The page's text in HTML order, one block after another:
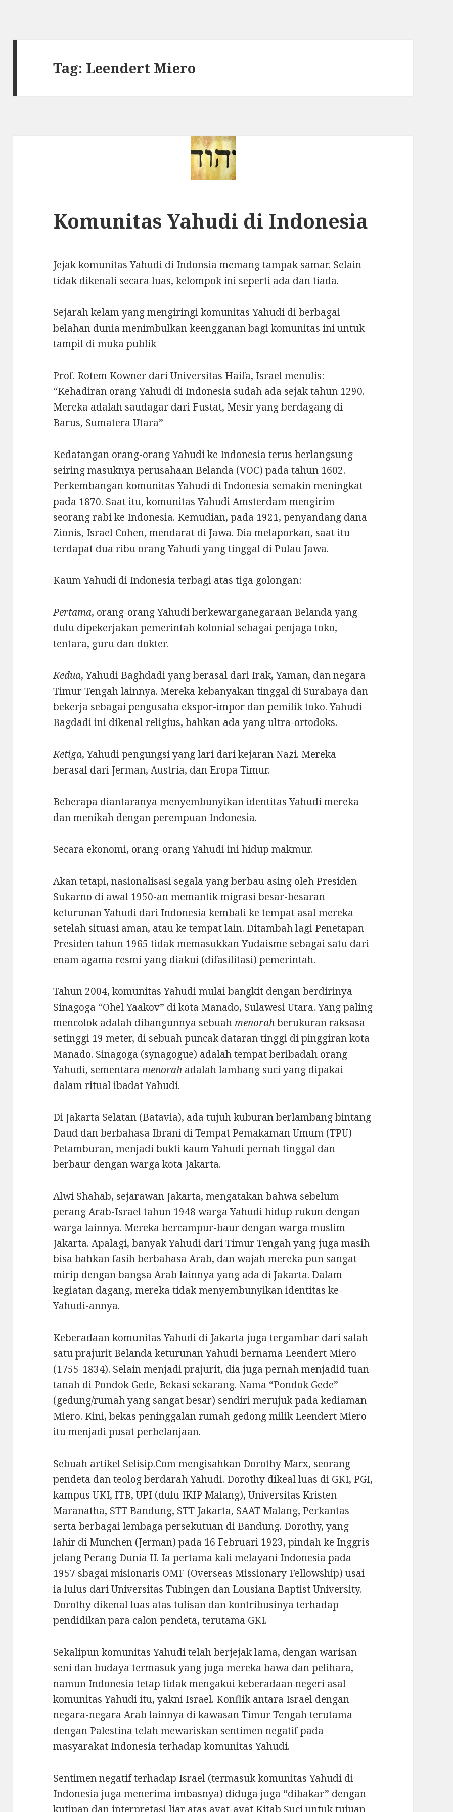
Tag: Leendert Miero
Komunitas Yahudi di Indonesia
Jejak komunitas Yahudi di Indonsia memang tampak samar. Selain
tidak dikenali secara luas, kelompok ini seperti ada dan tiada.
Sejarah kelam yang mengiringi komunitas Yahudi di berbagai
belahan dunia menimbulkan keengganan bagi komunitas ini untuk
tampil di muka publik
Prof. Rotem Kowner dari Universitas Haifa, Israel menulis:
“Kehadiran orang Yahudi di Indonesia sudah ada sejak tahun 1290.
Mereka adalah saudagar dari Fustat, Mesir yang berdagang di
Barus, Sumatera Utara”
Kedatangan orang-orang Yahudi ke Indonesia terus berlangsung
seiring masuknya perusahaan Belanda (VOC) pada tahun 1602.
Perkembangan komunitas Yahudi di Indonesia semakin meningkat
pada 1870. Saat itu, komunitas Yahudi Amsterdam mengirim
seorang rabi ke Indonesia. Kemudian, pada 1921, penyandang dana
Zionis, Israel Cohen, mendarat di Jawa. Dia melaporkan, saat itu
terdapat dua ribu orang Yahudi yang tinggal di Pulau Jawa.
Kaum Yahudi di Indonesia terbagi atas tiga golongan:
Pertama, orang-orang Yahudi berkewarganegaraan Belanda yang
dulu dipekerjakan pemerintah kolonial sebagai penjaga toko,
tentara, guru dan dokter.
Kedua, Yahudi Baghdadi yang berasal dari Irak, Yaman, dan negara
Timur Tengah lainnya. Mereka kebanyakan tinggal di Surabaya dan
bekerja sebagai pengusaha ekspor-impor dan pemilik toko. Yahudi
Bagdadi ini dikenal religius, bahkan ada yang ultra-ortodoks.
Ketiga, Yahudi pengungsi yang lari dari kejaran Nazi. Mereka
berasal dari Jerman, Austria, dan Eropa Timur.
Beberapa diantaranya menyembunyikan identitas Yahudi mereka
dan menikah dengan perempuan Indonesia.
Secara ekonomi, orang-orang Yahudi ini hidup makmur.
Akan tetapi, nasionalisasi segala yang berbau asing oleh Presiden
Sukarno di awal 1950-an memantik migrasi besar-besaran
keturunan Yahudi dari Indonesia kembali ke tempat asal mereka
setelah situasi aman, atau ke tempat lain. Ditambah lagi Penetapan
Presiden tahun 1965 tidak memasukkan Yudaisme sebagai satu dari
enam agama resmi yang diakui (difasilitasi) pemerintah.
Tahun 2004, komunitas Yahudi mulai bangkit dengan berdirinya
Sinagoga “Ohel Yaakov” di kota Manado, Sulawesi Utara. Yang paling
mencolok adalah dibangunnya sebuah menorahberukuran raksasa
setinggi 19 meter, di sebuah puncak dataran tinggi di pinggiran kota
Manado. Sinagoga (synagogue) adalah tempat beribadah orang
Yahudi, sementara menorah adalah lambang suci yang dipakai
dalam ritual ibadat Yahudi.
Di Jakarta Selatan (Batavia), ada tujuh kuburan berlambang bintang
Daud dan berbahasa Ibrani di Tempat Pemakaman Umum (TPU)
Petamburan, menjadi bukti kaum Yahudi pernah tinggal dan
berbaur dengan warga kota Jakarta.
Alwi Shahab, sejarawan Jakarta, mengatakan bahwa sebelum
perang Arab-Israel tahun 1948 warga Yahudi hidup rukun dengan
warga lainnya. Mereka bercampur-baur dengan warga muslim
Jakarta. Apalagi, banyak Yahudi dari Timur Tengah yang juga masih
bisa bahkan fasih berbahasa Arab, dan wajah mereka pun sangat
mirip dengan bangsa Arab lainnya yang ada di Jakarta. Dalam
kegiatan dagang, mereka tidak menyembunyikan identitas ke-
Yahudi-annya.
Keberadaan komunitas Yahudi di Jakarta juga tergambar dari salah
satu prajurit Belanda keturunan Yahudi bernama Leendert Miero
(1755-1834). Selain menjadi prajurit, dia juga pernah menjadid tuan
tanah di Pondok Gede, Bekasi sekarang. Nama “Pondok Gede”
(gedung/rumah yang sangat besar) sendiri merujuk pada kediaman
Miero. Kini, bekas peninggalan rumah gedong milik Leendert Miero
itu menjadi pusat perbelanjaan.
Sebuah artikel Selisip.Com mengisahkan Dorothy Marx, seorang
pendeta dan teolog berdarah Yahudi. Dorothy dikeal luas di GKI, PGI,
kampus UKI, ITB, UPI (dulu IKIP Malang), Universitas Kristen
Maranatha, STT Bandung, STT Jakarta, SAAT Malang, Perkantas
serta berbagai lembaga persekutuan di Bandung. Dorothy, yang
lahir di Munchen (Jerman) pada 16 Februari 1923, pindah ke Inggris
jelang Perang Dunia II. Ia pertama kali melayani Indonesia pada
1957 sbagai misionaris OMF (Overseas Missionary Fellowship) usai
ia lulus dari Universitas Tubingen dan Lousiana Baptist University.
Dorothy dikenal luas atas tulisan dan kontribusinya terhadap
pendidikan para calon pendeta, terutama GKI.
Sekalipun komunitas Yahudi telah berjejak lama, dengan warisan
seni dan budaya termasuk yang juga mereka bawa dan pelihara,
namun Indonesia tetap tidak mengakui keberadaan negeri asal
komunitas Yahudi itu, yakni Israel. Konflik antara Israel dengan
negara-negara Arab lainnya di kawasan Timur Tengah terutama
dengan Palestina telah mewariskan sentimen negatif pada
masyarakat Indonesia terhadap komunitas Yahudi.
Sentimen negatif terhadap Israel (termasuk komunitas Yahudi di
Indonesia juga menerima imbasnya) diduga juga “dibakar” dengan